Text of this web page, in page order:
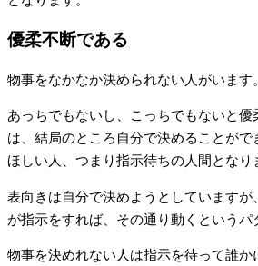
優柔不断である
物事をなかなか決められない人がいます。
あっちでもないし、こっちでもないと優
は、結局のところ自分で決めることがで
ほしい人、つまり指示待ちの人間となり
表向きは自分で決めようとしていますが
が指示をすれば、その通り動くというパ
物事を決めれない人は指示を待って誰か